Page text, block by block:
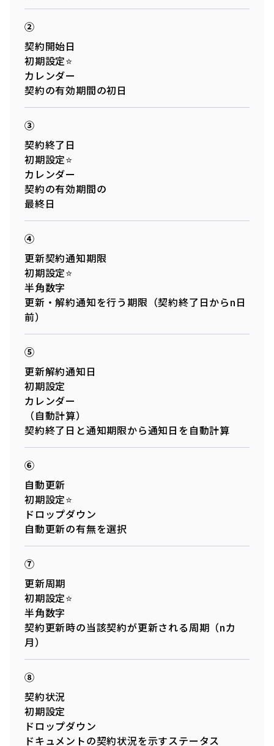
②
契約開始日
初期設定⭐
カレンダー
契約の有効期間の初日
③
契約終了日
初期設定⭐
カレンダー
契約の有効期間の
最終日
④
更新契約通知期限
初期設定⭐
半角数字
更新・解約通知を行う期限（契約終了日からn日
前）
⑤
更新解約通知日
初期設定
カレンダー
（自動計算）
契約終了日と通知期限から通知日を自動計算
⑥
自動更新
初期設定⭐
ドロップダウン
自動更新の有無を選択
⑦
更新周期
初期設定⭐
半角数字
契約更新時の当該契約が更新される周期（nカ
月）
⑧
契約状況
初期設定
ドロップダウン
ドキュメントの契約状況を示すステータス